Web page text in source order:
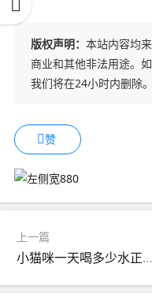
版权声明： 本站内容均
商业和其他非法用途。
我们将在24小时内删除。
赞
上一篇
小猫咪一天喝多少水正常(小猫一天的喝水量是多少)